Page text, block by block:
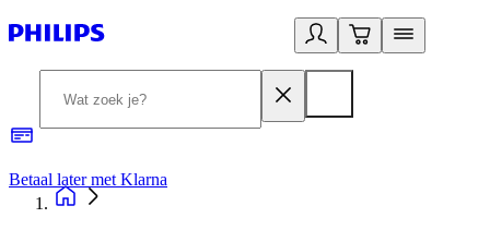
Betaal later met Klarna